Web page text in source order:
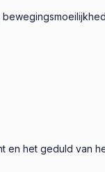
het geduld van